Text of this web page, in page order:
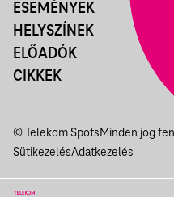
ESEMÉNYEK
HELYSZÍNEK
ELŐADÓK
CIKKEK
© Telekom SpotsMinden jog
SütikezelésAdatkezelés